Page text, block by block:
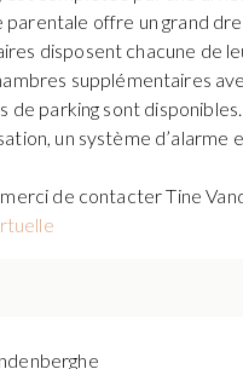
offre un grand
disposent chacune de
supplémentaires
de parking sont disponibles.
un système d’alarme
de contacter Tine